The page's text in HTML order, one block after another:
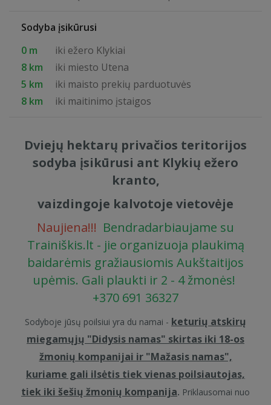
Sodyba įsikūrusi
0 m
iki ežero Klykiai
8 km
iki miesto Utena
5 km
iki maisto prekių parduotuvės
8 km
iki maitinimo įstaigos
Dviejų hektarų privačios teritorijos
sodyba įsikūrusi ant Klykių ežero
kranto,
vaizdingoje kalvotoje vietovėje
Naujiena!!! Bendradarbiaujame su
Trainiškis.lt - jie organizuoja plaukimą
baidarėmis gražiausiomis Aukštaitijos
upėmis. Gali plaukti ir 2 - 4 žmonės!
+370 691 36327
Sodyboje jūsų poilsiui yra du namai - keturių atskirų
miegamųjų "Didysis namas" skirtas iki 18-os
žmonių kompanijai ir "Mažasis namas",
kuriame gali ilsėtis tiek vienas poilsiautojas,
tiek iki šešių žmonių kompanija. Priklausomai nuo